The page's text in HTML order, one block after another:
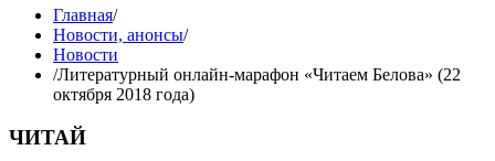
Главная/
Новости, анонсы/
Новости
/Литературный онлайн-марафон «Читаем Белова» (22
октября 2018 года)
ЧИТАЙ